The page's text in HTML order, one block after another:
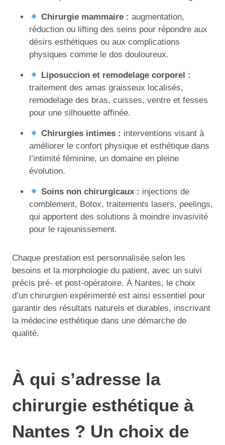
Chirurgie mammaire : augmentation,
réduction ou lifting des seins pour répondre aux
désirs esthétiques ou aux complications
physiques comme le dos douloureux.
Liposuccion et remodelage corporel :
traitement des amas graisseux localisés,
remodelage des bras, cuisses, ventre et fesses
pour une silhouette affinée.
Chirurgies intimes : interventions visant à
améliorer le confort physique et esthétique dans
l’intimité féminine, un domaine en pleine
évolution.
Soins non chirurgicaux : injections de
comblement, Botox, traitements lasers, peelings,
qui apportent des solutions à moindre invasivité
pour le rajeunissement.
Chaque prestation est personnalisée selon les
besoins et la morphologie du patient, avec un suivi
précis pré- et post-opératoire. À Nantes, le choix
d’un chirurgien expérimenté est ainsi essentiel pour
garantir des résultats naturels et durables, inscrivant
la médecine esthétique dans une démarche de
qualité.
À qui s’adresse la
chirurgie esthétique à
Nantes ? Un choix de